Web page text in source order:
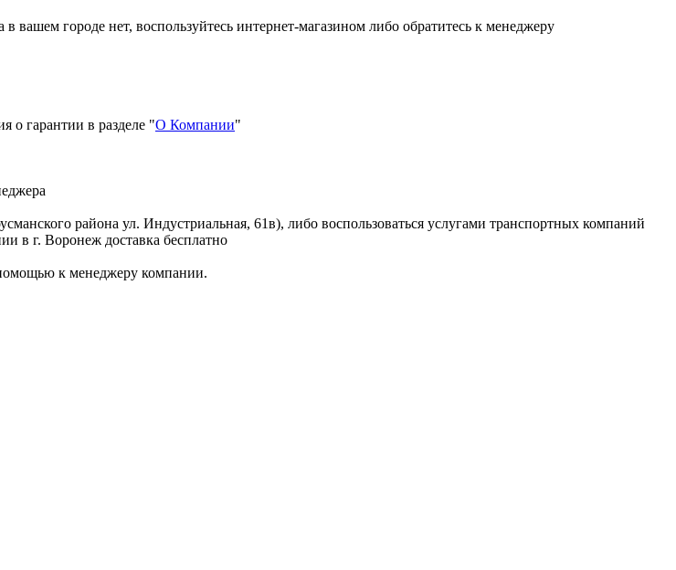
в вашем городе нет, воспользуйтесь интернет-магазином либо обратитесь к менеджеру
о гарантии в разделе "О Компании"
района ул. Индустриальная, 61в), либо воспользоваться услугами транспортных компаний
в г. Воронеж доставка бесплатно
к менеджеру компании.